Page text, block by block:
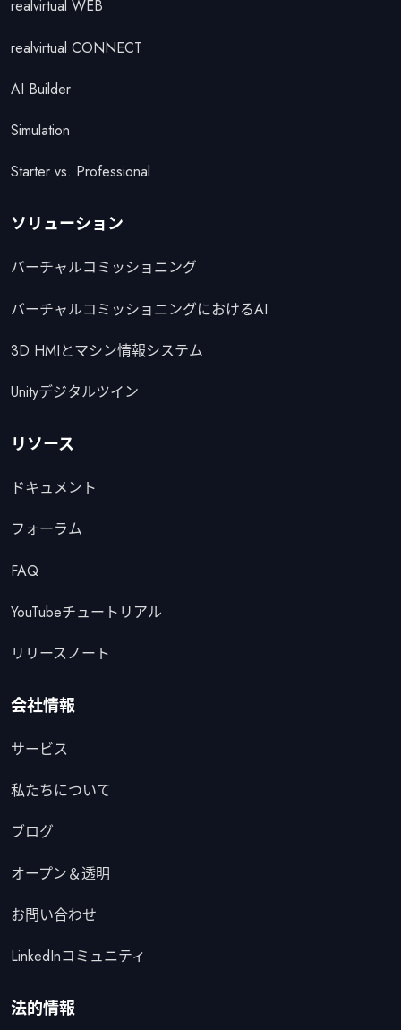
realvirtual WEB
realvirtual CONNECT
AI Builder
Simulation
Starter vs. Professional
ソリューション
バーチャルコミッショニング
バーチャルコミッショニングにおけるAI
3D HMIとマシン情報システム
Unityデジタルツイン
リソース
ドキュメント
フォーラム
FAQ
YouTubeチュートリアル
リリースノート
会社情報
サービス
私たちについて
ブログ
オープン＆透明
お問い合わせ
LinkedInコミュニティ
法的情報